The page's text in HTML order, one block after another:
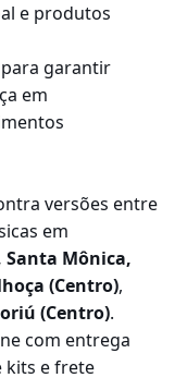
e produtos
garantir
em
versões entre
em
Santa Mônica,
(Centro),
(Centro).
com entrega
kits e frete